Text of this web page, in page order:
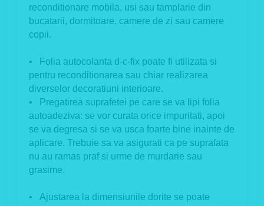
reconditionare mobila, usi sau tamplarie din
bucatarii, dormitoare, camere de zi sau camere
copii.
• Folia autocolanta d-c-fix poate fi utilizata si
pentru reconditionarea sau chiar realizarea
diverselor decoratiuni interioare.
• Pregatirea suprafetei pe care se va lipi folia
autoadeziva: se vor curata orice impuritati, apoi
se va degresa si se va usca foarte bine inainte de
aplicare. Trebuie sa va asigurati ca pe suprafata
nu au ramas praf si urme de murdarie sau
grasime.
• Ajustarea la dimensiunile dorite se poate